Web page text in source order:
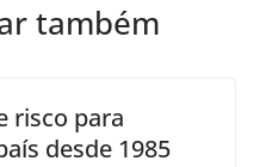
também
risco para
desde 1985